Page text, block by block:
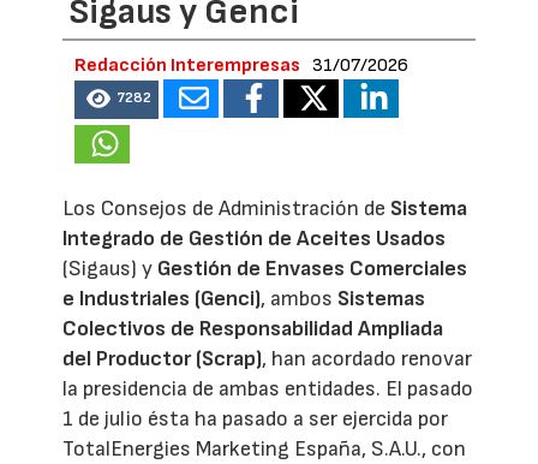
Sigaus y Genci
Redacción Interempresas 31/07/2026
7282
Los Consejos de Administración de Sistema
Integrado de Gestión de Aceites Usados
(Sigaus) y Gestión de Envases Comerciales
e Industriales (Genci), ambos Sistemas
Colectivos de Responsabilidad Ampliada
del Productor (Scrap), han acordado renovar
la presidencia de ambas entidades. El pasado
1 de julio ésta ha pasado a ser ejercida por
TotalEnergies Marketing España, S.A.U., con